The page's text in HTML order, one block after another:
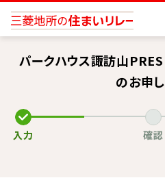
パークハウス諏訪山
のお申
入力 確認